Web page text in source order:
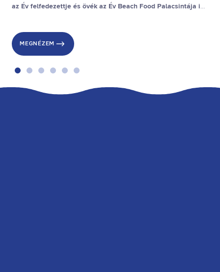
az Év felfedezettje és övék az Év Beach Food Palacsintája is,
MEGNÉZEM